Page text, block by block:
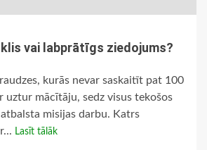
vai labprātīgs ziedojums?
kurās nevar saskaitīt pat 100
uztur mācītāju, sedz visus tekošos
misijas darbu. Katrs
Lasīt tālāk